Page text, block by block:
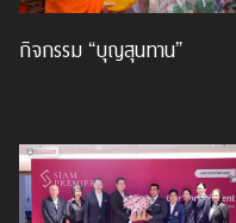
กิจกรรม “บุญสุนทาน”